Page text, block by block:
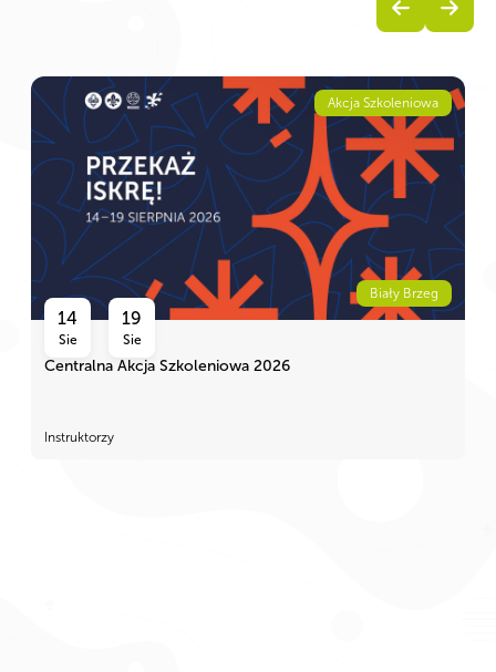
Akcja Szkoleniowa
Biały Brzeg
14
Sie
19
Sie
Centralna Akcja Szkoleniowa 2026
Instruktorzy